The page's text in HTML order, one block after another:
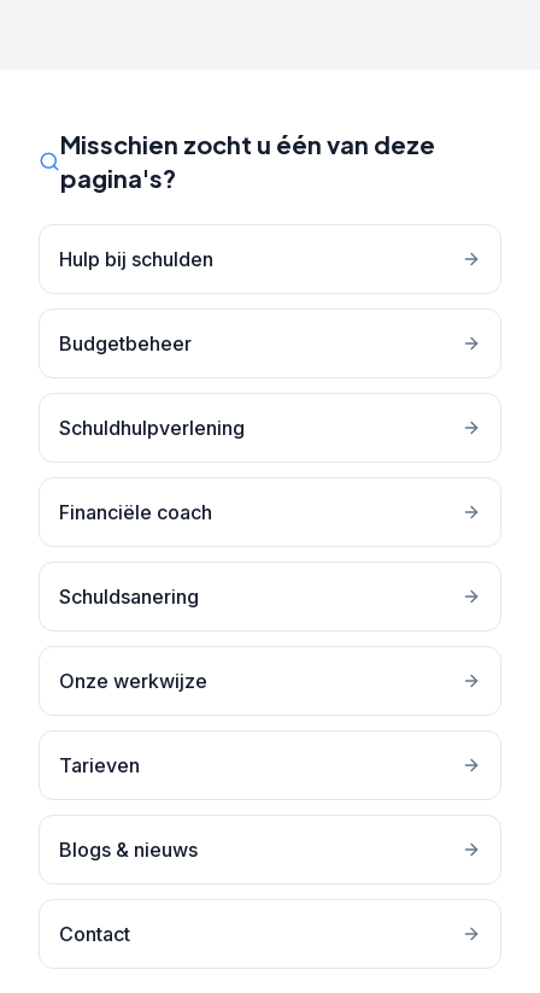
Misschien zocht u één van deze
pagina's?
Hulp bij schulden
Budgetbeheer
Schuldhulpverlening
Financiële coach
Schuldsanering
Onze werkwijze
Tarieven
Blogs & nieuws
Contact